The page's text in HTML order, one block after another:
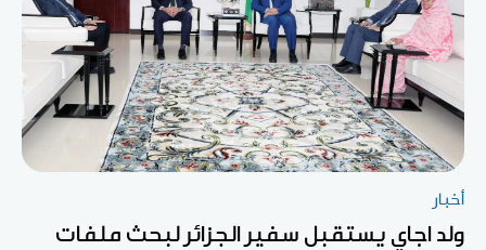
أخبار
ولد اجاي يستقبل سفير الجزائر لبحث ملفات